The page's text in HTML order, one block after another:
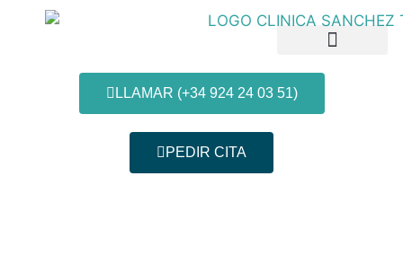
LLAMAR (+34 924 24 03 51)
PEDIR CITA